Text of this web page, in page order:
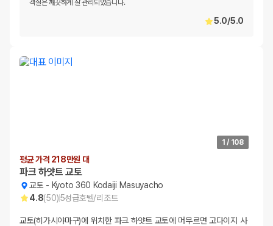
객실은 깨끗하게 잘 관리되었습니다.
5.0/5.0
1 / 108
평균 가격 218만원 대
파크 하얏트 교토
교토 - Kyoto 360 Kodaiji Masuyacho
4.8(50)5성급호텔/리조트
교토(히가시야마구)에 위치한 파크 하얏트 교토에 머무르면 고다이지 사